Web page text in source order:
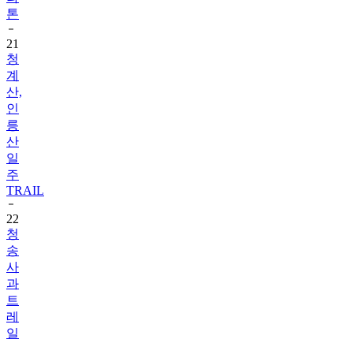
톤
21
청
계
산,
인
릉
산
일
주
TRAIL
22
청
송
사
과
트
레
일